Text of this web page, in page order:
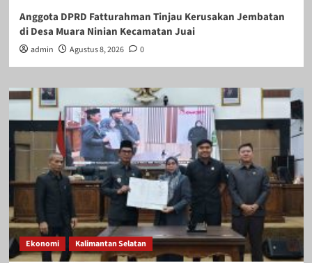
Anggota DPRD Fatturahman Tinjau Kerusakan Jembatan
di Desa Muara Ninian Kecamatan Juai
admin Agustus 8, 2026 0
Ekonomi Kalimantan Selatan